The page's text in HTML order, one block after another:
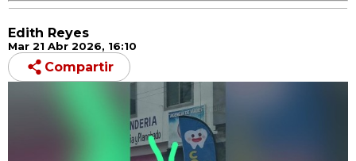
Edith Reyes
Mar 21 Abr 2026, 16:10
Compartir